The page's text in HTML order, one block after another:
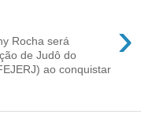
›
Rocha será
de Judô do
ao conquistar